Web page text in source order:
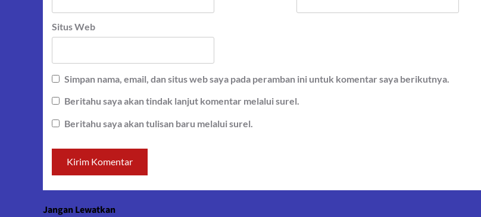
Situs Web
Simpan nama, email, dan situs web saya pada peramban ini untuk komentar saya berikutnya.
Beritahu saya akan tindak lanjut komentar melalui surel.
Beritahu saya akan tulisan baru melalui surel.
Jangan Lewatkan